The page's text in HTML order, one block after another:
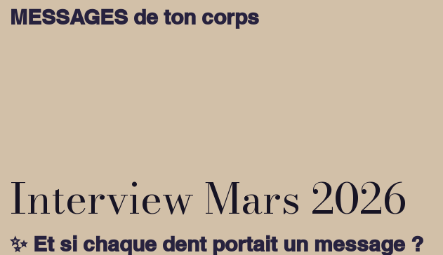
MESSAGES de ton corps
Interview Mars 2026
✨ Et si chaque dent portait un message ?